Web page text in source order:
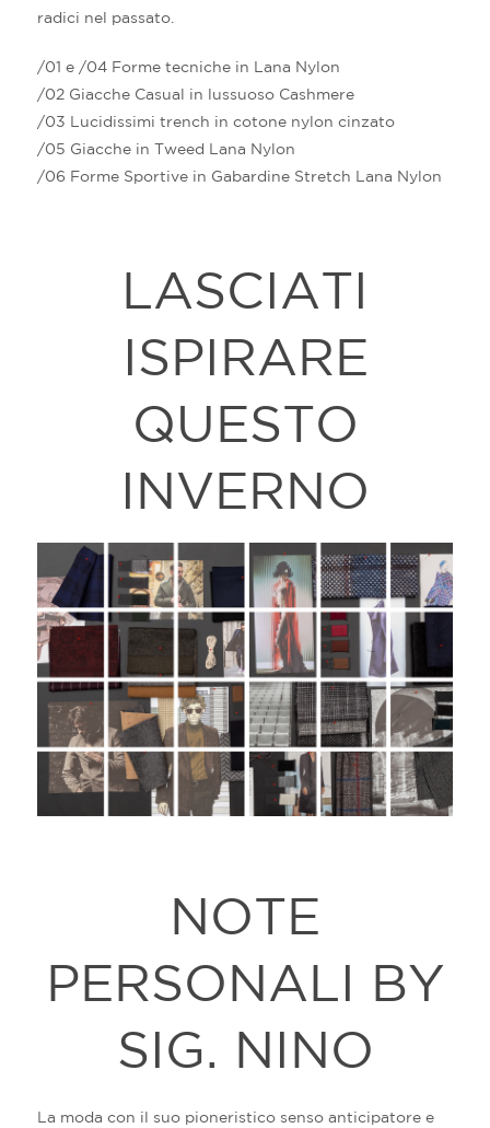
radici nel passato.
/01 e /04 Forme tecniche in Lana Nylon
/02 Giacche Casual in lussuoso Cashmere
/03 Lucidissimi trench in cotone nylon cinzato
/05 Giacche in Tweed Lana Nylon
/06 Forme Sportive in Gabardine Stretch Lana Nylon
LASCIATI
ISPIRARE
QUESTO
INVERNO
NOTE
PERSONALI BY
SIG. NINO
La moda con il suo pioneristico senso anticipatore e